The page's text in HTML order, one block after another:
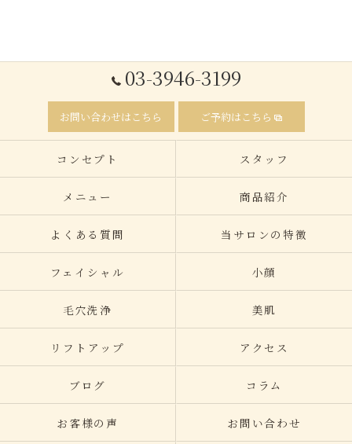
03-3946-3199
お問い合わせはこちら ご予約はこちら
コンセプト スタッフ
メニュー 商品紹介
よくある質問 当サロンの特徴
フェイシャル 小顔
毛穴洗浄 美肌
リフトアップ アクセス
ブログ コラム
お客様の声 お問い合わせ